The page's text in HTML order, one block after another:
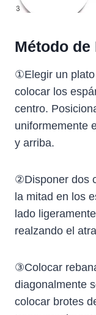
Método de
①Elegir un
colocar los
centro.
uniformemente
y arriba.
②Disponer dos
la mitad en los
lado
realzando el
③Colocar
diagonalmente
colocar brotes